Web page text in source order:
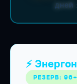
дней
⚡
РЕЗЕРВ: